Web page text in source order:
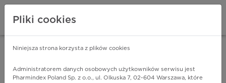
Pliki cookies
Niniejsza strona korzysta z plików cookies
Administratorem danych osobowych użytkowników serwisu jest
Pharmindex Poland Sp. z o.o., ul. Olkuska 7, 02-604 Warszawa, które
ZA DARMO - w Google Play INSTALUJ